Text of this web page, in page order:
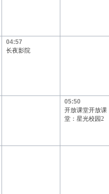
04:57
长夜影院
05:50
开放课堂开放课
堂：星光校园2